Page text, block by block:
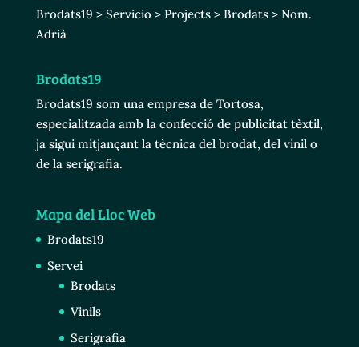
Brodats19 > Servicio > Projects> Brodats> Nom.
Adrià
Brodats19
Brodats19 som una empresa de Tortosa,
especialitzada amb la confecció de publicitat tèxtil,
ja sigui mitjançant la tècnica del brodat, del vinil o
de la serigrafia.
Mapa del Lloc Web
Brodats19
Servei
Brodats
Vinils
Serigrafia